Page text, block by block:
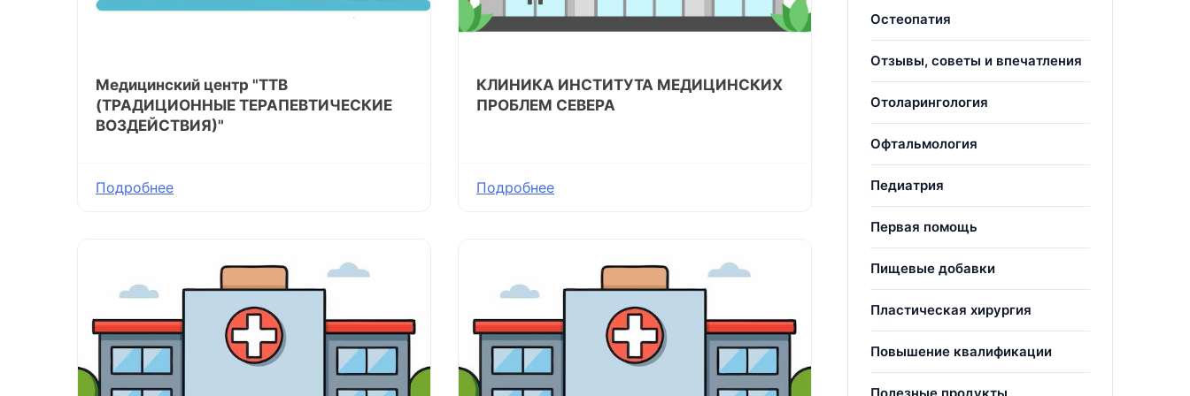
Медицинский центр "ТТВ
(ТРАДИЦИОННЫЕ ТЕРАПЕВТИЧЕСКИЕ
ВОЗДЕЙСТВИЯ)"
Подробнее
КЛИНИКА ИНСТИТУТА МЕДИЦИНСКИХ
ПРОБЛЕМ СЕВЕРА
Подробнее
Остеопатия
Отзывы, советы и впечатления
Отоларингология
Офтальмология
Педиатрия
Первая помощь
Пищевые добавки
Пластическая хирургия
Повышение квалификации